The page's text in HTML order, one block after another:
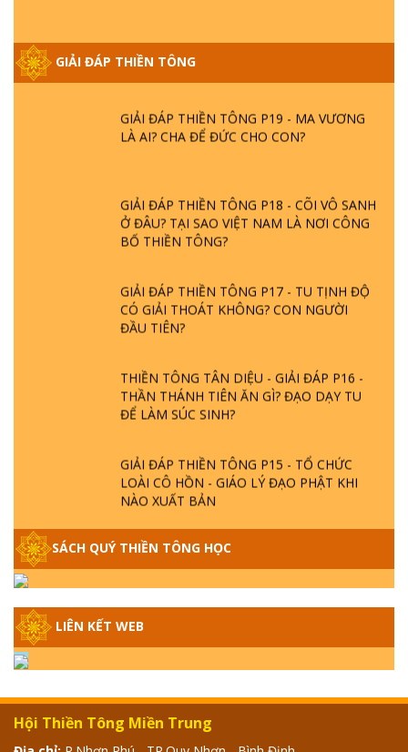
GIẢI ĐÁP THIỀN TÔNG
DO ĐÂU MÀ CÓ?
LÀ AI? CHA ĐỂ ĐỨC CHO CON?
Ở ĐÂU? TẠI SAO VIỆT NAM LÀ NƠI CÔNG
BỐ THIỀN TÔNG?
CÓ GIẢI THOÁT KHÔNG? CON NGƯỜI
ĐẦU TIÊN?
THẦN THÁNH TIÊN ĂN GÌ? ĐẠO DẠY TU
ĐỂ LÀM SÚC SINH?
LOÀI CÔ HỒN - GIÁO LÝ ĐẠO PHẬT KHI
NÀO XUẤT BẢN
GIẢI ĐÁP THIỀN TÔNG ĐẶC BIỆT - P14 -
NGUỒN GỐC ÂM LỊCH DƯƠNG LỊCH -
TẦNG BÌNH LƯU LỚN ĐẾN ĐÂU
CON NGƯỜI TU THÀNH PHẬT ĐƯỢC
GIẢI ĐÁP THIỀN TÔNG ĐẶC BIỆT - P12 -
SỰ THẬT VỀ ĐẠI HỒNG THỦY? TRỜI ĐÁNH
SÁCH QUÝ THIỀN TÔNG HỌC
LIÊN KẾT WEB
Hội Thiền Tông Miền Trung